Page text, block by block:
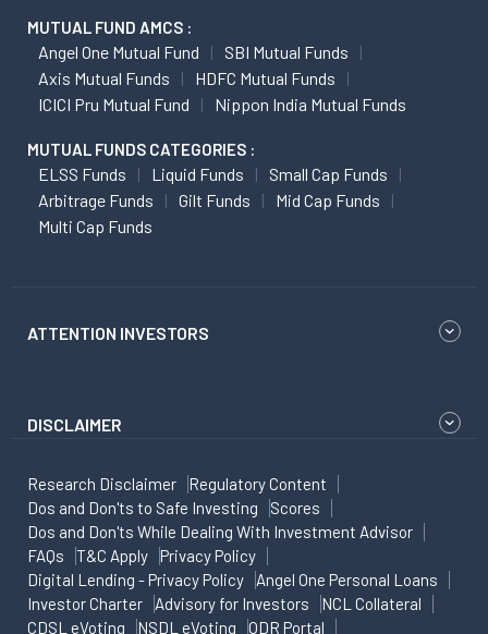
MUTUAL FUND AMCS :
Angel One Mutual Fund
SBI Mutual Funds
Axis Mutual Funds
HDFC Mutual Funds
ICICI Pru Mutual Fund
Nippon India Mutual Funds
MUTUAL FUNDS CATEGORIES :
ELSS Funds Liquid Funds
Small Cap Funds
Arbitrage Funds
Gilt Funds
Mid Cap Funds
Multi Cap Funds
ATTENTION INVESTORS
DISCLAIMER
Research Disclaimer
Regulatory Content
Dos and Don'ts to Safe Investing
Scores
Dos and Don'ts While Dealing With Investment Advisor
FAQs
T&C Apply
Privacy Policy
Digital Lending - Privacy Policy
Angel One Personal Loans
Investor Charter
Advisory for Investors
NCL Collateral
CDSL eVoting
NSDL eVoting ODR Portal